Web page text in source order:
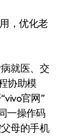
，优化老
就医、交
协助模
官网”
一操作码
母的手机